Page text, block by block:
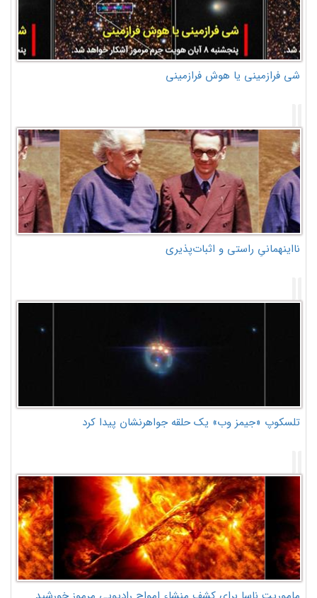
شی فرازمینی یا هوش فرازمینی
نااینهمانیِ راستی و اثبات‌پذیری
تلسکوپ «جیمز وب» یک حلقه جواهرنشان پیدا کرد